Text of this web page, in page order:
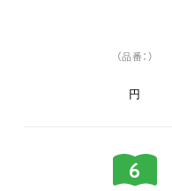
（品番：）
円